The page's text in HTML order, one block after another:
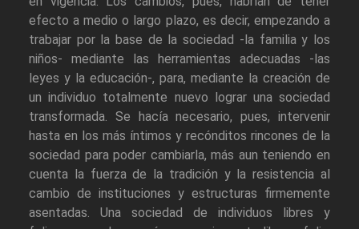
efecto a medio o largo plazo, es decir, empezando a
trabajar por la base de la sociedad -la familia y los
niños- mediante las herramientas adecuadas -las
leyes y la educación-, para, mediante la creación de
un individuo totalmente nuevo lograr una sociedad
transformada. Se hacía necesario, pues, intervenir
hasta en los más íntimos y recónditos rincones de la
sociedad para poder cambiarla, más aun teniendo en
cuenta la fuerza de la tradición y la resistencia al
cambio de instituciones y estructuras firmemente
asentadas. Una sociedad de individuos libres y